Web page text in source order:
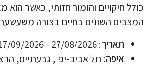
כולל חיקויים והומור חזותי, כאשר הוא
המצבים השונים בחיים בצורה
תאריך: 27/08/2026 - 17/09/2026
איפה: תל אביב-יפו, גבעתיים,